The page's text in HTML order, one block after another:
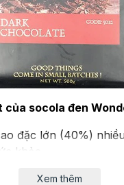
của socola đen
đặc lớn (40%)
khỏe.
Xem thêm